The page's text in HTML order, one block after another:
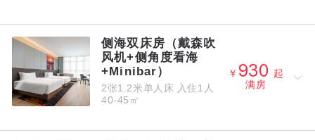
侧海双床房（戴森吹
风机+侧角度看海
+Minibar）
2张1.2米单人床 入住1人
40-45㎡
￥ 
起
满房